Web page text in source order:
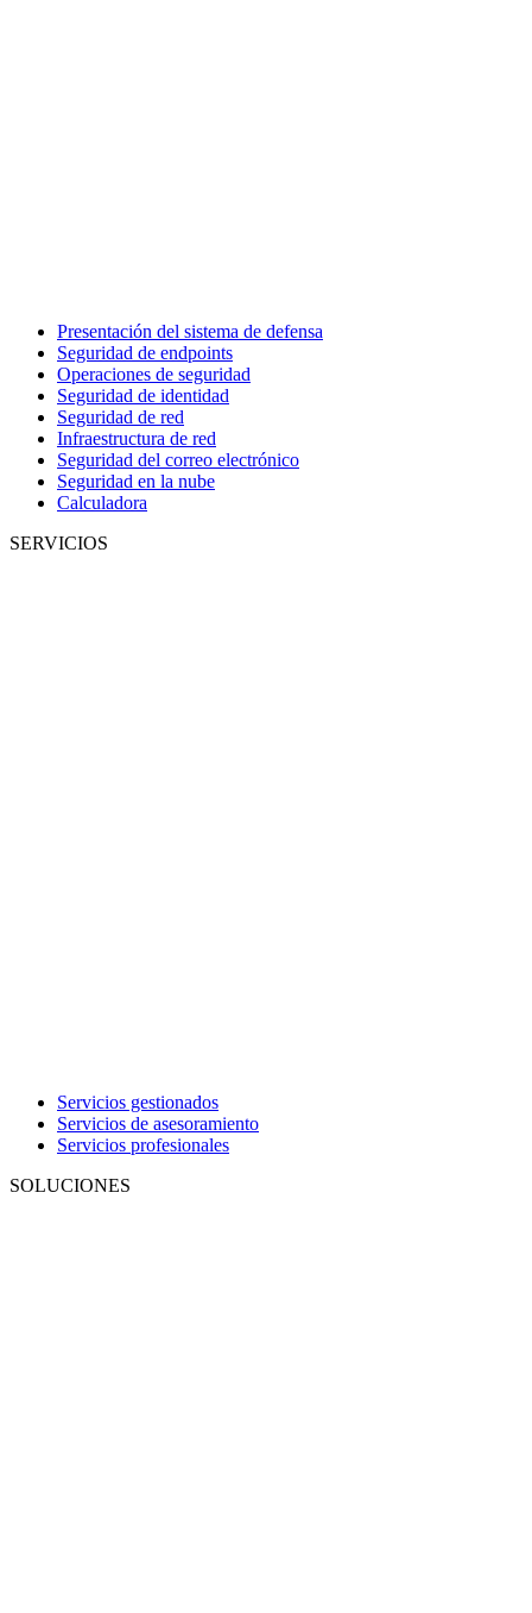
Presentación del sistema de defensa
Seguridad de endpoints
Operaciones de seguridad
Seguridad de identidad
Seguridad de red
Infraestructura de red
Seguridad del correo electrónico
Seguridad en la nube
Calculadora
SERVICIOS
Servicios gestionados
Servicios de asesoramiento
Servicios profesionales
SOLUCIONES